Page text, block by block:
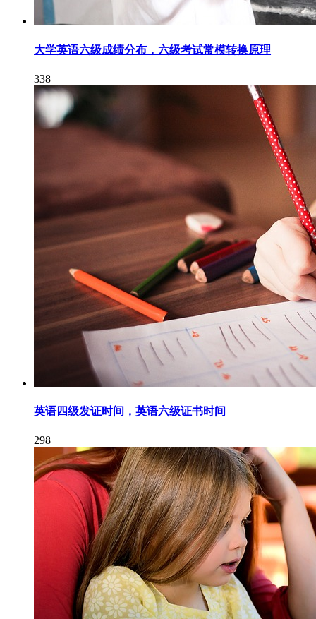
大学英语六级成绩分布，六级考试常模转换原理
338
英语四级发证时间，英语六级证书时间
298